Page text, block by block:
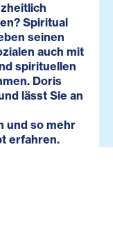
Spiritual
seinen
auch mit
spirituellen
Doris
lässt Sie an
und so mehr
erfahren.